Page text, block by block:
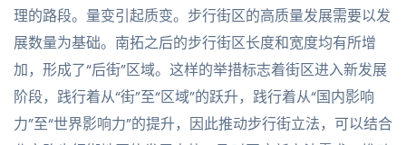
理的路段。量变引起质变。步行街区的高质量发展需要以发
展数量为基础。南拓之后的步行街区长度和宽度均有所增
加，形成了“后街”区域。这样的举措标志着街区进入新发展
阶段，践行着从“街”至“区域”的跃升，践行着从“国内影响
力”至“世界影响力”的提升，因此推动步行街立法，可以结合